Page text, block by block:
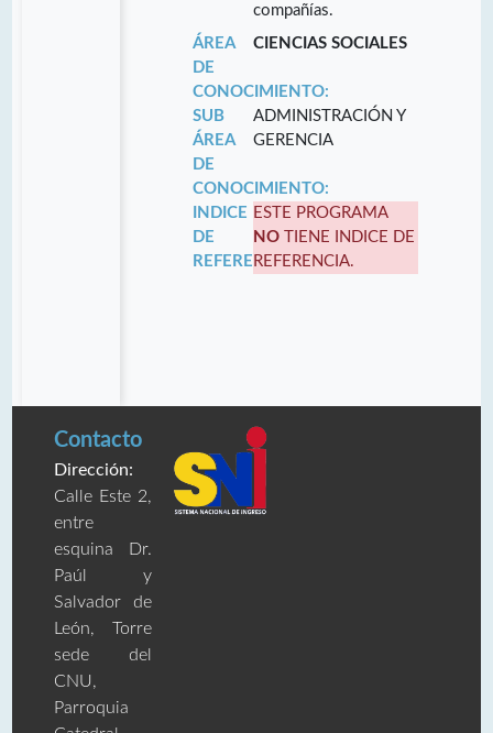
compañías.
ÁREA
DE
CONOCIMIENTO:
CIENCIAS SOCIALES
SUB
ÁREA
DE
CONOCIMIENTO:
ADMINISTRACIÓN Y
GERENCIA
INDICE
DE
REFERENCIA:
ESTE PROGRAMA
NO TIENE INDICE DE
REFERENCIA.
Contacto
Dirección:
Calle Este 2,
entre
esquina Dr.
Paúl y
Salvador de
León, Torre
sede del
CNU,
Parroquia